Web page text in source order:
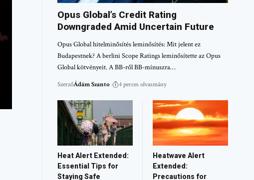
Opus Global’s Credit Rating
Downgraded Amid Uncertain Future
Opus Global hitelminősítés leminősítés: Mit jelent ez
Budapestnek? A berlini Scope Ratings leminősítette az Opus
Global kötvényeit. A BB-ről BB-mínuszra…
SzerzőÁdám Szanto 4 perces olvasmány
Heat Alert Extended:
Essential Tips for
Staying Safe
Heatwave Alert
Extended:
Precautions for